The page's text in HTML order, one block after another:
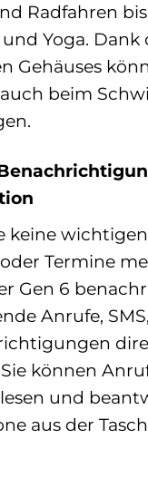
Radfahren
Yoga. Dank
Gehäuses
beim
keine
Termine
Gen 6
Anrufe,
können
und
aus der